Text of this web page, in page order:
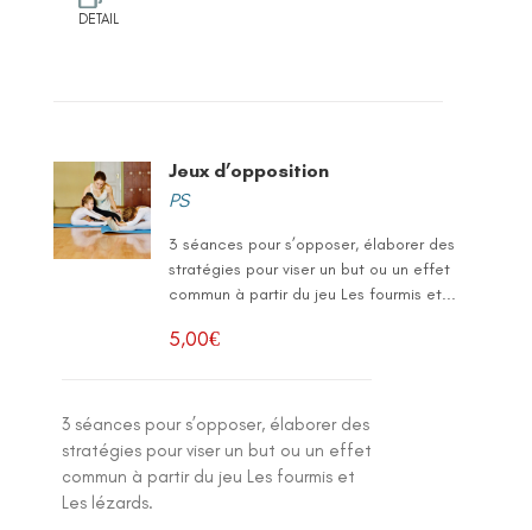
DETAIL
Jeux d’opposition
PS
3 séances pour s’opposer, élaborer des
stratégies pour viser un but ou un effet
commun à partir du jeu Les fourmis et...
5,00€
3 séances pour s’opposer, élaborer des
stratégies pour viser un but ou un effet
commun à partir du jeu Les fourmis et
Les lézards.